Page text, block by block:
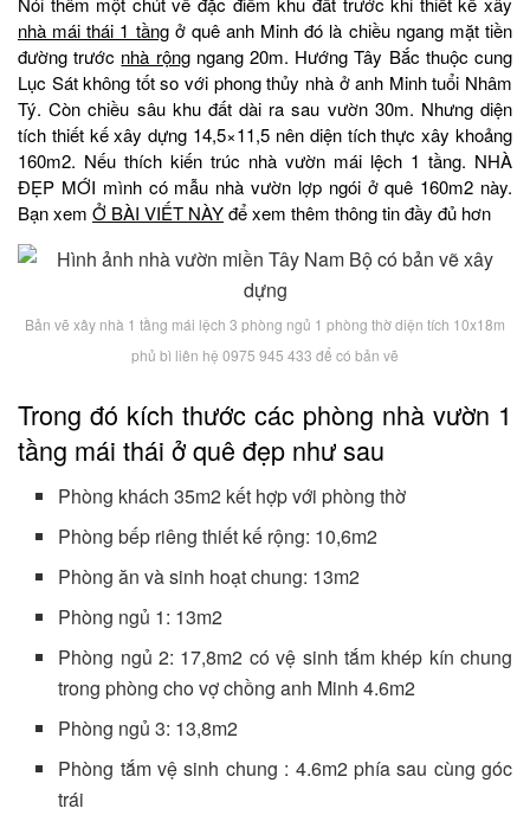
nhà mái thái 1 tầngở quê anh Minh đó là chiều ngang mặt tiền
đường trước nhà rộngngang 20m. Hướng Tây Bắc thuộc cung
Lục Sát không tốt so với phong thủy nhà ở anh Minh tuổi Nhâm
Tý. Còn chiều sâu khu đất dài ra sau vườn 30m. Nhưng diện
tích thiết kế xây dựng 14,5×11,5 nên diện tích thực xây khoảng
160m2. Nếu thích kiến trúc nhà vườn mái lệch 1 tầng. NHÀ
ĐẸP MỚI mình có mẫu nhà vườn lợp ngói ở quê 160m2 này.
Bạn xem Ở BÀI VIẾT NÀYđể xem thêm thông tin đầy đủ hơn
Bản vẽ xây nhà 1 tầng mái lệch 3 phòng ngủ 1 phòng thờ diện tích 10x18m
phủ bì liên hệ 0975 945 433 để có bản vẽ
Trong đó kích thước các phòng nhà vườn 1
tầng mái thái ở quê đẹp như sau
Phòng khách 35m2 kết hợp với phòng thờ
Phòng bếp riêng thiết kế rộng: 10,6m2
Phòng ăn và sinh hoạt chung: 13m2
Phòng ngủ 1: 13m2
Phòng ngủ 2: 17,8m2 có vệ sinh tắm khép kín chung
trong phòng cho vợ chồng anh Minh 4.6m2
Phòng ngủ 3: 13,8m2
Phòng tắm vệ sinh chung : 4.6m2 phía sau cùng góc
trái